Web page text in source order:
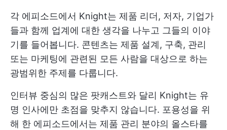
각 에피소드에서 Knight는 제품 리더, 저자, 기업가
들과 함께 업계에 대한 생각을 나누고 그들의 이야
기를 들어봅니다. 콘텐츠는 제품 설계, 구축, 관리
또는 마케팅에 관련된 모든 사람을 대상으로 하는
광범위한 주제를 다룹니다.
인터뷰 중심의 많은 팟캐스트와 달리 Knight는 유
명 인사에만 초점을 맞추지 않습니다. 포용성을 위
해 한 에피소드에서는 제품 관리 분야의 올스타를